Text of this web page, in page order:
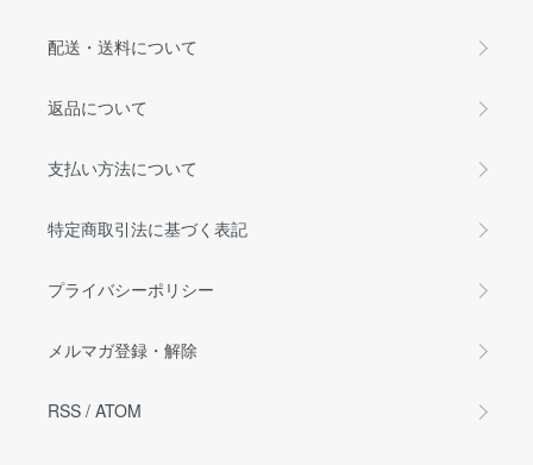
配送・送料について
返品について
支払い方法について
特定商取引法に基づく表記
プライバシーポリシー
メルマガ登録・解除
RSS / ATOM